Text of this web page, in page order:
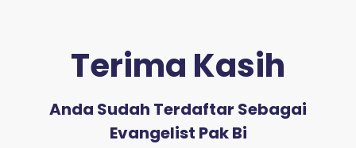
Terima Kasih
Anda Sudah Terdaftar Sebagai
Evangelist Pak Bi